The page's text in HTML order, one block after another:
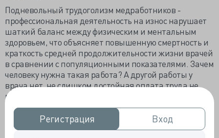
Регистрация
Регистрация Вход
Вход
Подневольный трудоголизм медработников -
профессиональная деятельность на износ нарушает
шаткий баланс между физическим и ментальным
здоровьем, что объясняет повышенную смертность и
краткость средней продолжительности жизни врачей
в сравнении с популяционными показателями. Зачем
человеку нужна такая работа? А другой работы у
врача нет, не слишком достойная оплата труда не
позволяет трудиться меньше и с большим
достоинством, и без оглядки на администрацию.
Депутаты ЛДПР понимают, чем для пациентов и
самих врачей оборачивается недостаточно